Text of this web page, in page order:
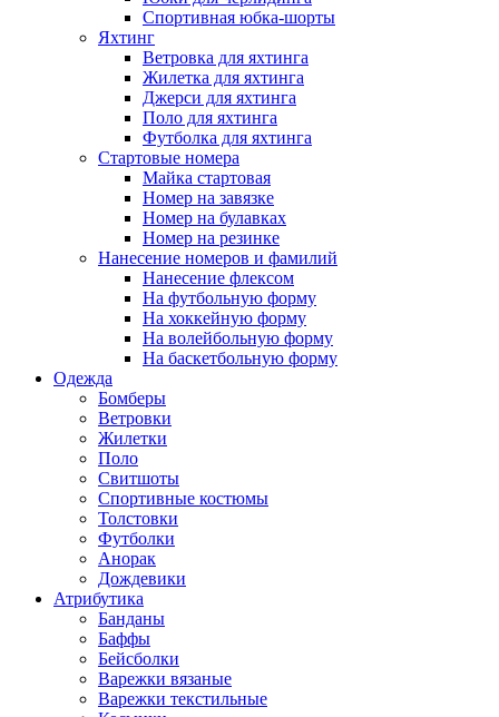
Спортивная юбка-шорты
Яхтинг
Ветровка для яхтинга
Жилетка для яхтинга
Джерси для яхтинга
Поло для яхтинга
Футболка для яхтинга
Стартовые номера
Майка стартовая
Номер на завязке
Номер на булавках
Номер на резинке
Нанесение номеров и фамилий
Нанесение флексом
На футбольную форму
На хоккейную форму
На волейбольную форму
На баскетбольную форму
Одежда
Бомберы
Ветровки
Жилетки
Поло
Свитшоты
Спортивные костюмы
Толстовки
Футболки
Анорак
Дождевики
Атрибутика
Банданы
Баффы
Бейсболки
Варежки вязаные
Варежки текстильные